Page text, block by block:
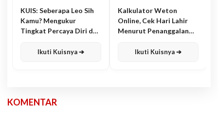
KUIS: Seberapa Leo Sih
Kamu? Mengukur
Tingkat Percaya Diri dan
Ikuti Kuisnya ➔
Kalkulator Weton
Online, Cek Hari Lahir
Menurut Penanggalan
Ikuti Kuisnya ➔
KOMENTAR